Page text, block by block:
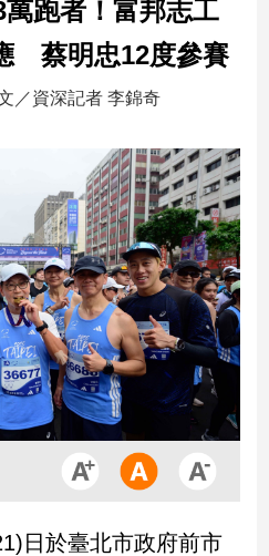
跑者！富邦志工
蔡明忠12度參賽
／資深記者 李錦奇
日於臺北市政府前市